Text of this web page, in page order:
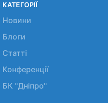
КАТЕГОРІЇ
Новини
Блоги
Статті
Конференції
БК "Дніпро"